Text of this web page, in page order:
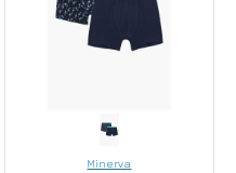
Minerva